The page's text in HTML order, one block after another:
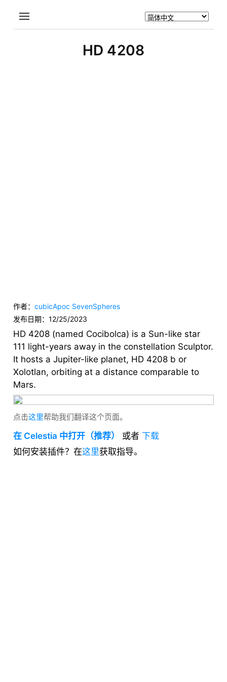
HD 4208
作者：cubicApoc SevenSpheres
发布日期：12/25/2023
HD 4208 (named Cocibolca) is a Sun-like star
111 light-years away in the constellation Sculptor.
It hosts a Jupiter-like planet, HD 4208 b or
Xolotlan, orbiting at a distance comparable to
Mars.
点击这里帮助我们翻译这个页面。
在 Celestia 中打开（推荐） 或者 下载
如何安装插件？在这里获取指导。